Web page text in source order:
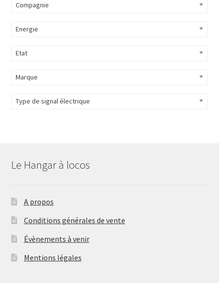
Compagnie
Energie
Etat
Marque
Type de signal électrique
Le Hangar à locos
A propos
Conditions générales de vente
Évènements à venir
Mentions légales